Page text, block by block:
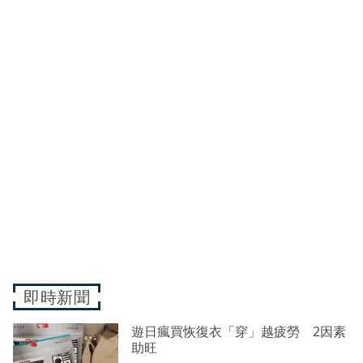
即時新聞
遊日瘋買恢復衣「穿」越疲勞 2因素
助旺